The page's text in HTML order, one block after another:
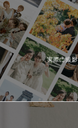
実際に撮